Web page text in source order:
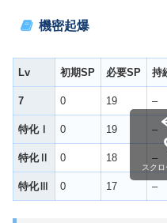
機密起爆
Lv 初期SP 必要SP 持
7 0 19 –
特化Ⅰ 0 19 –
特化Ⅱ 0 18 –
特化Ⅲ 0 17 –
スク